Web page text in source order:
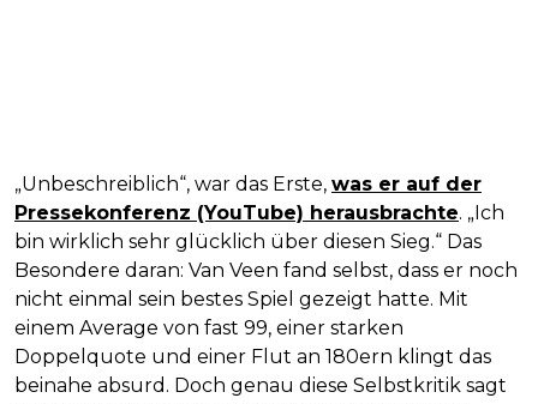
„Unbeschreiblich“, war das Erste, was er auf der
Pressekonferenz (YouTube) herausbrachte. „Ich
bin wirklich sehr glücklich über diesen Sieg.“ Das
Besondere daran: Van Veen fand selbst, dass er noch
nicht einmal sein bestes Spiel gezeigt hatte. Mit
einem Average von fast 99, einer starken
Doppelquote und einer Flut an 180ern klingt das
beinahe absurd. Doch genau diese Selbstkritik sagt